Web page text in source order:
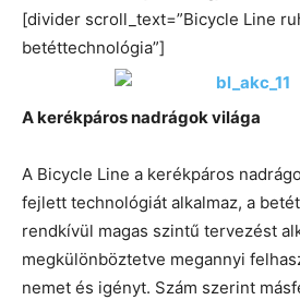
[divider scroll_text=”Bicycle Line
betéttechnológia”]
A kerékpáros nadrágok világa
A Bicycle Line a kerékpáros
fejlett technológiát alkalmaz, a
rendkívül magas szintű tervezést
megkülönböztetve megannyi
nemet és igényt. Szám szerint